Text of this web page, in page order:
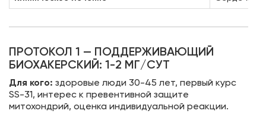
ПРОТОКОЛ 1 — ПОДДЕРЖИВАЮЩИЙ
БИОХАКЕРСКИЙ: 1-2 МГ/СУТ
Для кого: здоровые люди 30-45 лет, первый курс
SS-31, интерес к превентивной защите
митохондрий, оценка индивидуальной реакции.